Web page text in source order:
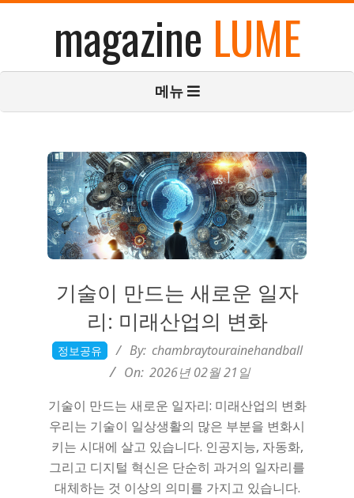
로
너
magazine LUME
메뉴
기술이 만드는 새로운 일자
리: 미래산업의 변화
2026-
정보공유 By: chambraytourainehandball
On: 2026년 02월 21일
기술이 만드는 새로운 일자리: 미래산업의 변화
우리는 기술이 일상생활의 많은 부분을 변화시
키는 시대에 살고 있습니다. 인공지능, 자동화,
그리고 디지털 혁신은 단순히 과거의 일자리를
대체하는 것 이상의 의미를 가지고 있습니다.